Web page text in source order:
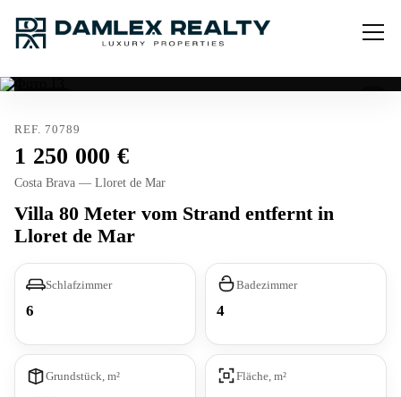
REF. 70789
1 250 000
Costa Brava — Lloret de Mar
Villa 80 Meter vom Strand entfernt in
Lloret de Mar
Schlafzimmer
6
Badezimmer
4
Grundstück, m² Fläche, m²